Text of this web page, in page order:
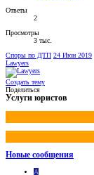
Ответы
2
Просмотры
3 тыс.
Споры по ДТП 24 Июн 2019
Lawyers
Создать тему
Поделиться
Услуги юристов
Новые сообщения
A